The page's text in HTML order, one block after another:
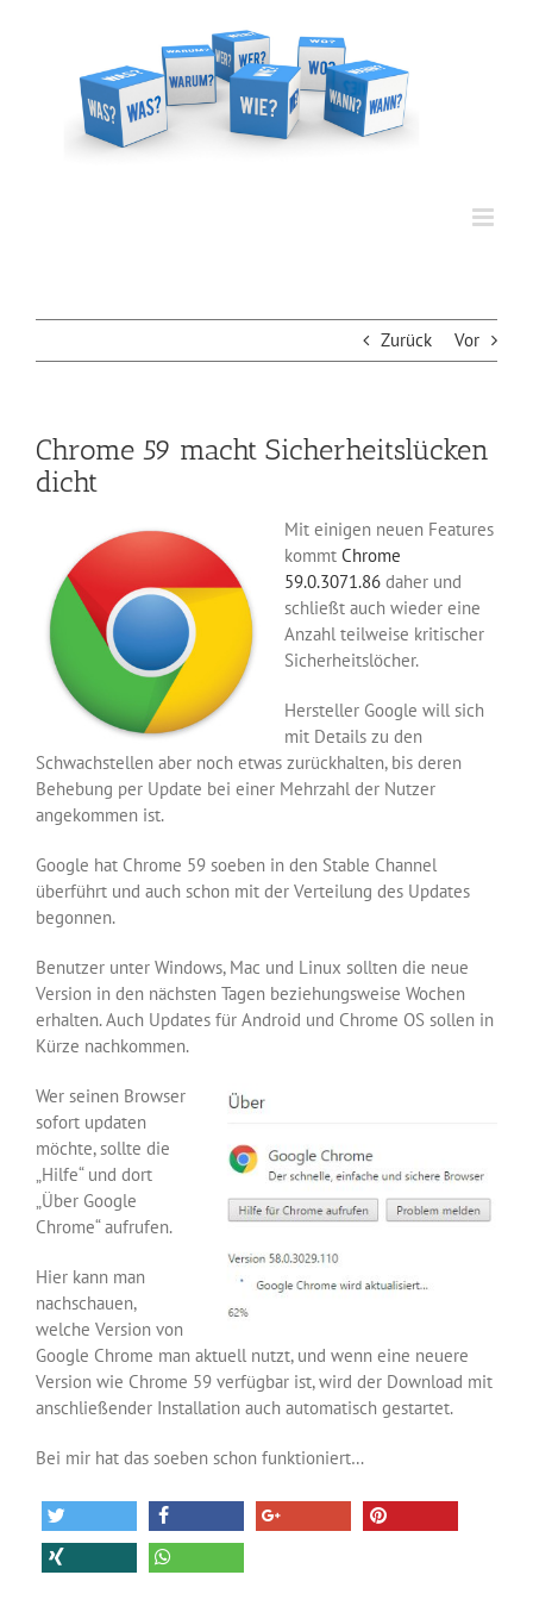
Zurück Vor
Chrome 59 macht Sicherheitslücken
dicht
Mit einigen neuen Features
kommt Chrome
59.0.3071.86 daher und
schließt auch wieder eine
Anzahl teilweise kritischer
Sicherheitslöcher.
Hersteller Google will sich
mit Details zu den
Schwachstellen aber noch etwas zurückhalten, bis deren
Behebung per Update bei einer Mehrzahl der Nutzer
angekommen ist.
Google hat Chrome 59 soeben in den Stable Channel
überführt und auch schon mit der Verteilung des Updates
begonnen.
Benutzer unter Windows, Mac und Linux sollten die neue
Version in den nächsten Tagen beziehungsweise Wochen
erhalten. Auch Updates für Android und Chrome OS sollen in
Kürze nachkommen.
Wer seinen Browser
sofort updaten
möchte, sollte die
„Hilfe“ und dort
„Über Google
Chrome“ aufrufen.
Hier kann man
nachschauen,
welche Version von
Google Chrome man aktuell nutzt, und wenn eine neuere
Version wie Chrome 59 verfügbar ist, wird der Download mit
anschließender Installation auch automatisch gestartet.
Bei mir hat das soeben schon funktioniert…